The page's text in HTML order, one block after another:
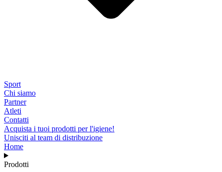
Sport
Chi siamo
Partner
Atleti
Contatti
Acquista i tuoi prodotti per l'igiene!
Unisciti al team di distribuzione
Home
Prodotti